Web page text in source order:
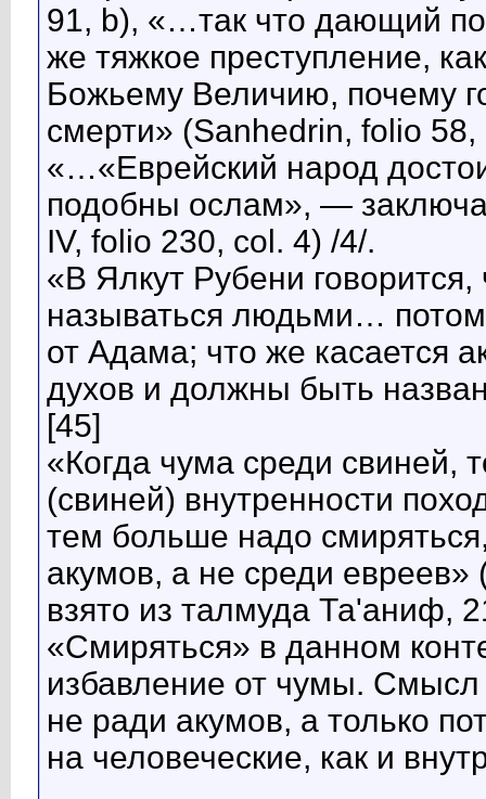
91, b), «…так что дающий
же тяжкое преступление,
Божьему Величию, почему
смерти» (Sanhedrin, folio 58,
«…«Еврейский народ
подобны ослам», —
IV, folio 230, col. 4) /4/.
«В Ялкут Рубени
называться людьми…
от Адама; что же касается
духов и должны быть
[45]
«Когда чума среди свиней,
(свиней) внутренности
тем больше надо
акумов, а не среди
взято из талмуда Та'аниф,
«Смиряться» в данном
избавление от чумы. Смысл
не ради акумов, а только
на человеческие, как и